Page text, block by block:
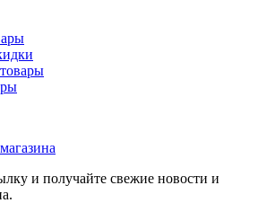
и получайте свежие новости и